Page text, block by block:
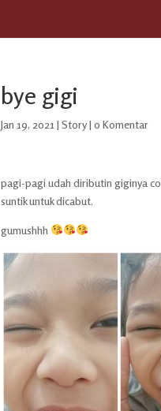
bye gigi
Jan 19, 2021 |Story|0 Komentar
pagi-pagi udah diributin giginya
suntik untuk dicabut.
gumushhh